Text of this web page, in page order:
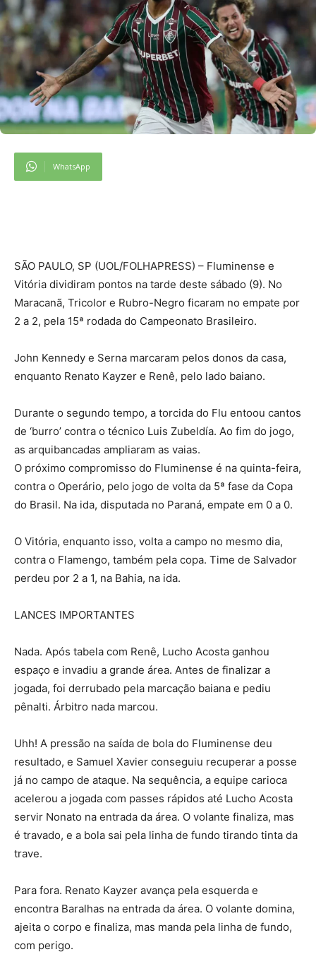
WhatsApp
SÃO PAULO, SP (UOL/FOLHAPRESS) – Fluminense e
Vitória dividiram pontos na tarde deste sábado (9). No
Maracanã, Tricolor e Rubro-Negro ficaram no empate por
2 a 2, pela 15ª rodada do Campeonato Brasileiro.
John Kennedy e Serna marcaram pelos donos da casa,
enquanto Renato Kayzer e Renê, pelo lado baiano.
Durante o segundo tempo, a torcida do Flu entoou cantos
de ‘burro’ contra o técnico Luis Zubeldía. Ao fim do jogo,
as arquibancadas ampliaram as vaias.
O próximo compromisso do Fluminense é na quinta-feira,
contra o Operário, pelo jogo de volta da 5ª fase da Copa
do Brasil. Na ida, disputada no Paraná, empate em 0 a 0.
O Vitória, enquanto isso, volta a campo no mesmo dia,
contra o Flamengo, também pela copa. Time de Salvador
perdeu por 2 a 1, na Bahia, na ida.
LANCES IMPORTANTES
Nada. Após tabela com Renê, Lucho Acosta ganhou
espaço e invadiu a grande área. Antes de finalizar a
jogada, foi derrubado pela marcação baiana e pediu
pênalti. Árbitro nada marcou.
Uhh! A pressão na saída de bola do Fluminense deu
resultado, e Samuel Xavier conseguiu recuperar a posse
já no campo de ataque. Na sequência, a equipe carioca
acelerou a jogada com passes rápidos até Lucho Acosta
servir Nonato na entrada da área. O volante finaliza, mas
é travado, e a bola sai pela linha de fundo tirando tinta da
trave.
Para fora. Renato Kayzer avança pela esquerda e
encontra Baralhas na entrada da área. O volante domina,
ajeita o corpo e finaliza, mas manda pela linha de fundo,
com perigo.